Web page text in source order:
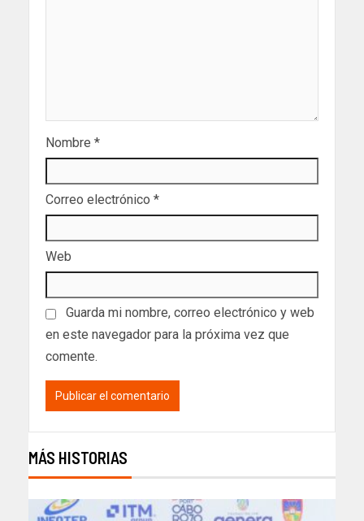
Nombre *
Correo electrónico *
Web
Guarda mi nombre, correo electrónico y web
en este navegador para la próxima vez que
comente.
MÁS HISTORIAS